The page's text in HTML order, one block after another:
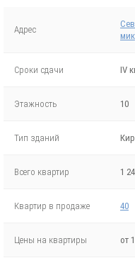
Адрес
Сроки сдачи IV
Этажность 10
Тип зданий
Всего квартир 1
Квартир в продаже 40
Цены на квартиры от